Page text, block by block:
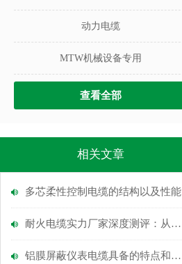
动力电缆
MTW机械设备专用
查看全部
相关文章
多芯柔性控制电缆的​结构以及​性能
耐火电缆实力厂家深度测评：从原材料到耐火性能，6大指标选型指引
铝膜屏蔽仪表电缆具备的特点和使用注意点